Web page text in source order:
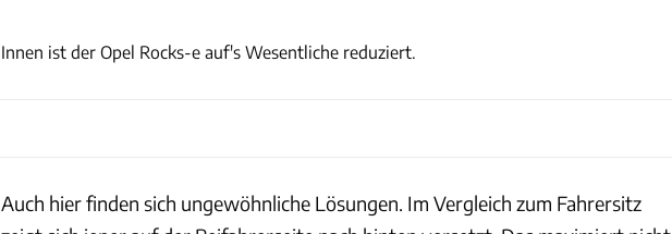
Innen ist der Opel Rocks-e auf's Wesentliche reduziert.
Auch hier finden sich ungewöhnliche Lösungen. Im Vergleich zum Fahrersitz